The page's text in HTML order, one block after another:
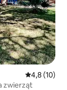
Średnia
4,8 (10)
zwierząt